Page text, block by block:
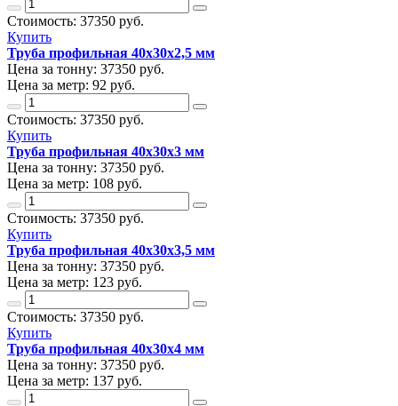
Стоимость: 37350 руб.
Купить
Труба профильная 40х30х2,5 мм
Цена за тонну: 37350 руб.
Цена за метр: 92 руб.
Стоимость: 37350 руб.
Купить
Труба профильная 40х30х3 мм
Цена за тонну: 37350 руб.
Цена за метр: 108 руб.
Стоимость: 37350 руб.
Купить
Труба профильная 40х30х3,5 мм
Цена за тонну: 37350 руб.
Цена за метр: 123 руб.
Стоимость: 37350 руб.
Купить
Труба профильная 40х30х4 мм
Цена за тонну: 37350 руб.
Цена за метр: 137 руб.